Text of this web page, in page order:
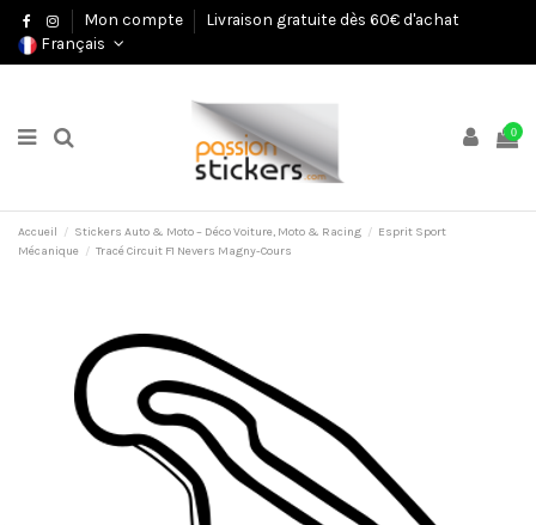
Mon compte
Livraison gratuite dès 60€ d'achat
Français
0
Accueil Stickers Auto & Moto – Déco Voiture, Moto & Racing
Esprit Sport
Mécanique
Tracé Circuit F1 Nevers Magny-Cours